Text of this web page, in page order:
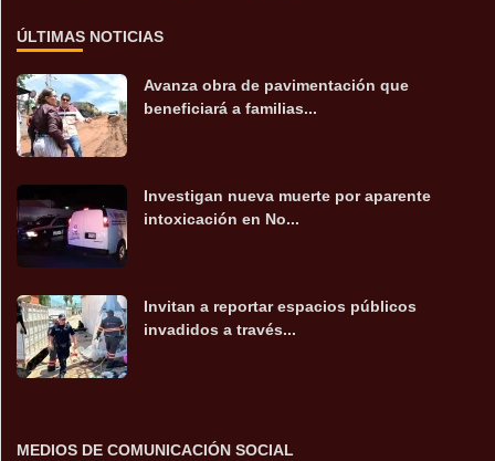
ÚLTIMAS NOTICIAS
Avanza obra de pavimentación que
beneficiará a familias...
Investigan nueva muerte por aparente
intoxicación en No...
Invitan a reportar espacios públicos
invadidos a través...
MEDIOS DE COMUNICACIÓN SOCIAL